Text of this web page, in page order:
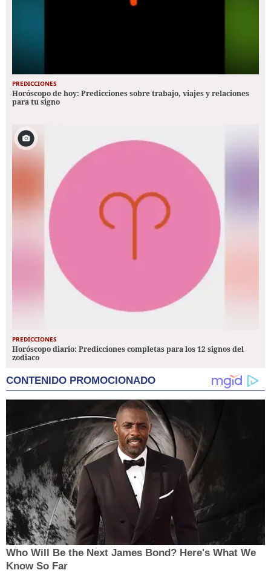
PREDICCIONES
Horóscopo de hoy: Predicciones sobre trabajo, viajes y relaciones
para tu signo
PREDICCIONES
Horóscopo diario: Predicciones completas para los 12 signos del
zodiaco
CONTENIDO PROMOCIONADO
Who Will Be the Next James Bond? Here's What We
Know So Far